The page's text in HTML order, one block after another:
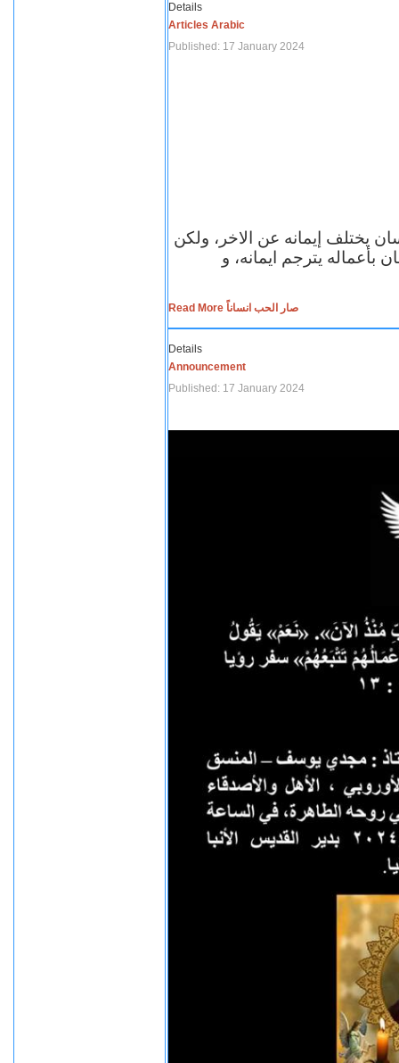
Details
Articles Arabic
Published: 17 January 2024
يختلف إيمانه عن الاخر، ولكن
بأعماله يترجم ايمانه، و
Read More صار الحب انساناً
Details
Announcement
Published: 17 January 2024